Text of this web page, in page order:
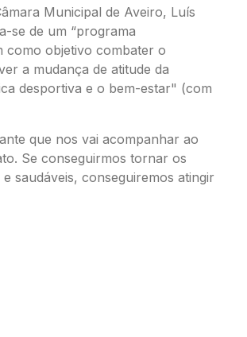
Municipal de Aveiro, Luís
se de um “programa
como objetivo combater o
a mudança de atitude da
desportiva e o bem-estar" (com
que nos vai acompanhar ao
Se conseguirmos tornar os
saudáveis, conseguiremos atingir